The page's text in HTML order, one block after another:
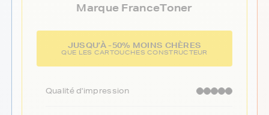
Marque FranceToner
JUSQU’À -50% MOINS CHÈRES
QUE LES CARTOUCHES CONSTRUCTEUR
Qualité d'impression